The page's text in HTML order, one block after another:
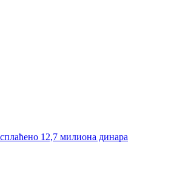
12,7 милиона динара